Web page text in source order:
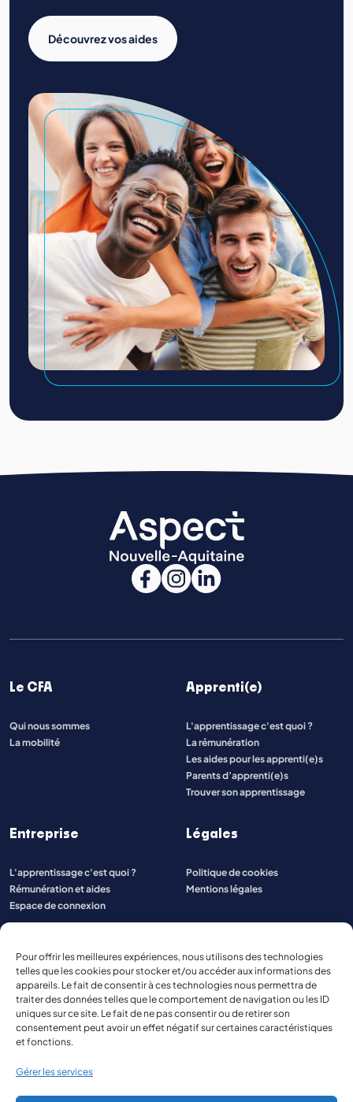
Pour offrir les meilleures expériences, nous utilisons des technologies
telles que les cookies pour stocker et/ou accéder aux informations des
appareils. Le fait de consentir à ces technologies nous permettra de
traiter des données telles que le comportement de navigation ou les ID
uniques sur ce site. Le fait de ne pas consentir ou de retirer son
consentement peut avoir un effet négatif sur certaines caractéristiques
et fonctions.
Gérer les services
Découvrez vos aides
Le CFA
Qui nous sommes
La mobilité
Apprenti(e)
L'apprentissage c'est quoi ?
La rémunération
Les aides pour les apprenti(e)s
Parents d’apprenti(e)s
Trouver son apprentissage
Entreprise
L'apprentissage c'est quoi ?
Rémunération et aides
Espace de connexion
Légales
Politique de cookies
Mentions légales